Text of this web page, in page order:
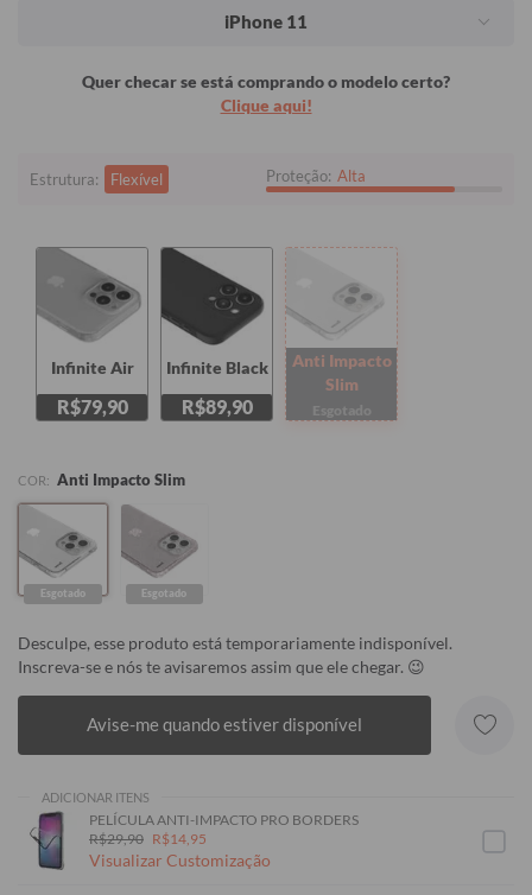
iPhone 11
Quer checar se está comprando o modelo certo?
Clique aqui!
Estrutura: Flexível Proteção: Alta
Infinite Air
R$79,90
Infinite Black
R$89,90
Anti Impacto
Slim
COR: Anti Impacto Slim
Esgotado Esgotado
Desculpe, esse produto está temporariamente indisponível.
Inscreva-se e nós te avisaremos assim que ele chegar. 😉
Avise-me quando estiver disponível
ADICIONAR ITENS
PELÍCULA ANTI-IMPACTO PRO BORDERS
R$29,90 R$14,95
Visualizar Customização